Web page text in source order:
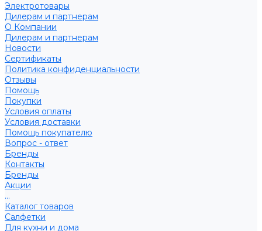
Электротовары
Дилерам и партнерам
О Компании
Дилерам и партнерам
Новости
Сертификаты
Политика конфиденциальности
Отзывы
Помощь
Покупки
Условия оплаты
Условия доставки
Помощь покупателю
Вопрос - ответ
Бренды
Контакты
Бренды
Акции
...
Каталог товаров
Салфетки
Для кухни и дома